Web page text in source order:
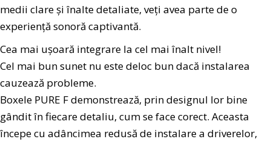
medii clare și înalte detaliate, veți avea parte de o
experiență sonoră captivantă.
Cea mai ușoară integrare la cel mai înalt nivel!
Cel mai bun sunet nu este deloc bun dacă instalarea
cauzează probleme.
Boxele PURE F demonstrează, prin designul lor bine
gândit în fiecare detaliu, cum se face corect. Aceasta
începe cu adâncimea redusă de instalare a driverelor,